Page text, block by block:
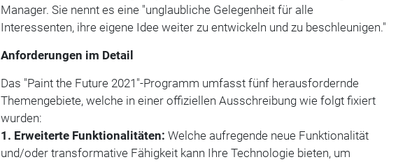
Manager. Sie nennt es eine "unglaubliche Gelegenheit für alle
Interessenten, ihre eigene Idee weiter zu entwickeln und zu beschleunigen."
Anforderungen im Detail
Das "Paint the Future 2021"-Programm umfasst fünf herausfordernde
Themengebiete, welche in einer offiziellen Ausschreibung wie folgt fixiert
wurden:
1. Erweiterte Funktionalitäten: Welche aufregende neue Funktionalität
und/oder transformative Fähigkeit kann Ihre Technologie bieten, um